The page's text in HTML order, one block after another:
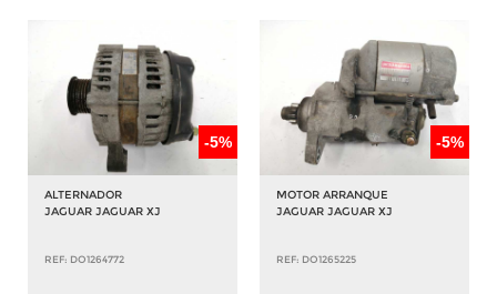
-5%
ALTERNADOR
JAGUAR JAGUAR XJ
REF: DO1264772
-5%
MOTOR ARRANQUE
JAGUAR JAGUAR XJ
REF: DO1265225